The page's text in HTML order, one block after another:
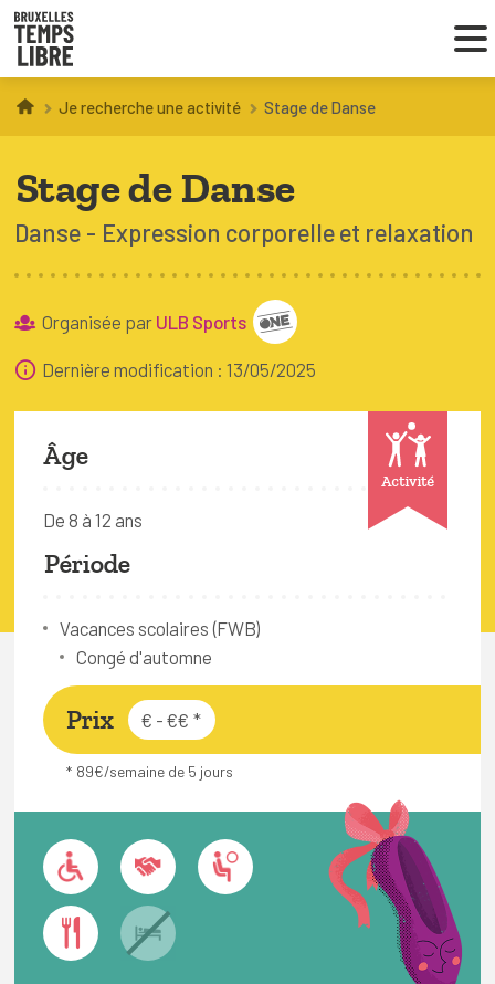
Infos parents
Droit au loisir
Coordinations ATL
VOUS CHERCHEZ DES ACTIVITÉS
À BRUXELLES
Trouver une activité
Connexion
Bruxelles Temps Libre
Je recherche une activité Stage de Danse
Stage de Danse
Danse Expression corporelle et relaxation
Organisée par ULB Sports
Dernière modification : 13/05/2025
Activité
Âge
De 8 à 12 ans
Période
Vacances scolaires (FWB)
Congé d'automne
Prix € - €€ *
* 89€/semaine de 5 jours